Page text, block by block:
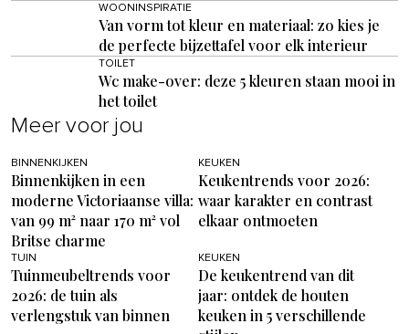
WOONINSPIRATIE
Van vorm tot kleur en materiaal: zo kies je
de perfecte bijzettafel voor elk interieur
TOILET
Wc make-over: deze 5 kleuren staan mooi in
het toilet
Meer voor jou
BINNENKIJKEN
Binnenkijken in een
moderne Victoriaanse villa:
van 99 m² naar 170 m² vol
Britse charme
KEUKEN
Keukentrends voor 2026:
waar karakter en contrast
elkaar ontmoeten
TUIN
Tuinmeubeltrends voor
2026: de tuin als
verlengstuk van binnen
KEUKEN
De keukentrend van dit
jaar: ontdek de houten
keuken in 5 verschillende